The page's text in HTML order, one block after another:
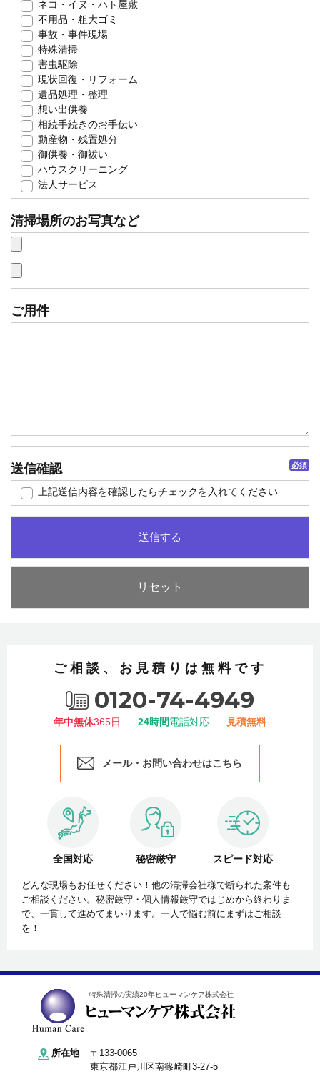
ネコ・イヌ・ハト屋敷
不用品・粗大ゴミ
事故・事件現場
特殊清掃
害虫駆除
現状回復・リフォーム
遺品処理・整理
想い出供養
相続手続きのお手伝い
動産物・残置処分
御供養・御祓い
ハウスクリーニング
法人サービス
清掃場所のお写真など
ご用件
必須
送信確認
上記送信内容を確認したらチェックを入れてください
ご相談、お見積りは無料です
0120-74-4949
年中無休365日 24時間電話対応 見積無料
メール・お問い合わせはこちら
全国対応 秘密厳守 スピード対応
どんな現場もお任せください！他の清掃会社様で断られた案件も
ご相談ください。秘密厳守・個人情報厳守ではじめから終わりま
で、一貫して進めてまいります。一人で悩む前にまずはご相談
を！
特殊清掃の実績20年ヒューマンケア株式会社
所在地
〒133-0065
東京都江戸川区南篠崎町3-27-5